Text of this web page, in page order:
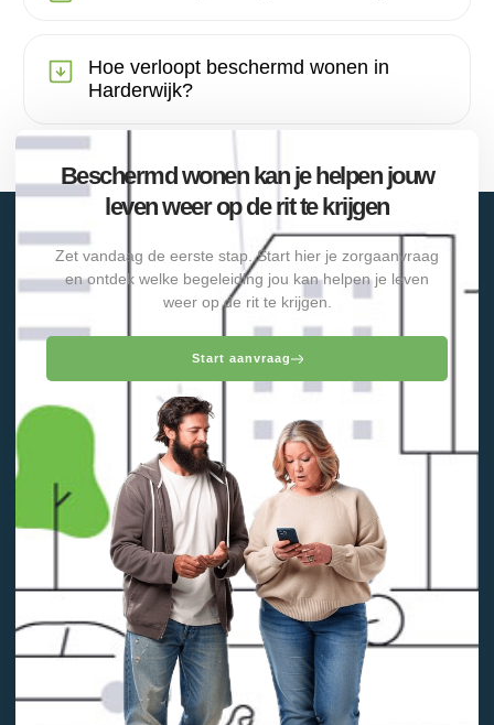
Hoe verloopt beschermd wonen in
Harderwijk?
Beschermd wonen kan je helpen jouw
leven weer op de rit te krijgen
Zet vandaag de eerste stap. Start hier je zorgaanvraag
en ontdek welke begeleiding jou kan helpen je leven
weer op de rit te krijgen.
Start aanvraag